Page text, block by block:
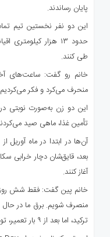
پایان رساندند.
این دو نفر نخستین تیم
حدود ۱۳ هزار
طی کنند.
خانم رو گفت: ساعت‌های
منحرف می‌کرد و فکر
این دو زن به‌صورت نوبتی
تأمین غذا، ماهی صید
بعد، قایق‌شان دچار خرابی
آغاز کنند.
خانم پین گفت: فقط شش روز
منصرف شویم. برق ما در حال
ترکید، اما بعد از ۹ بار تعمیر، توانستیم با نیروی بسیار کم ادامه دهیم.